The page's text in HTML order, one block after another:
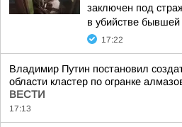
заключен под
в убийстве бывшей
17:22
Владимир Путин постановил
области кластер по огранке
ВЕСТИ
17:13